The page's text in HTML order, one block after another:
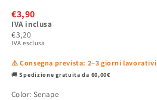
€3,90
IVA inclusa
€3,20
IVA esclusa
⚠️ Consegna prevista: 2–3 giorni lavorativi
🚚Spedizione gratuita da 60,00€
Color: Senape